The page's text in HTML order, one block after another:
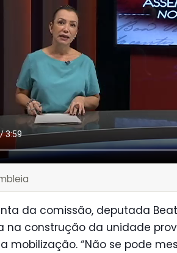
da comissão, deputada
na construção da unidade
mobilização. “Não se pode